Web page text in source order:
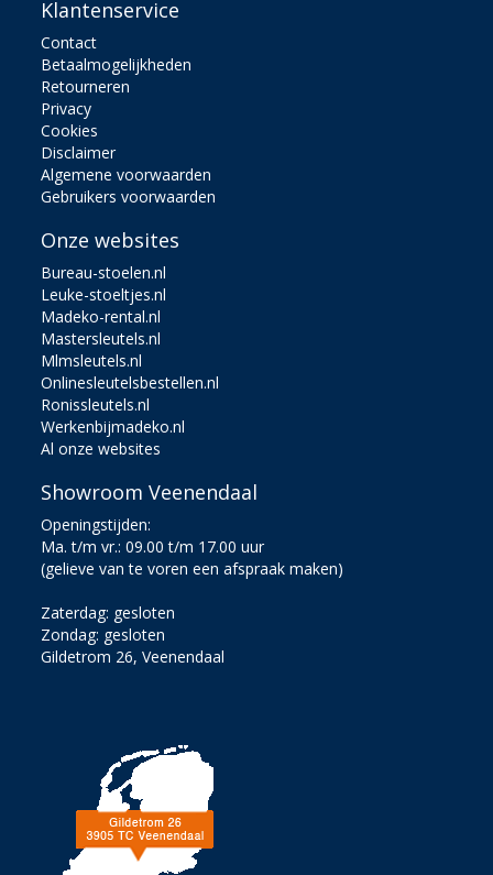
Klantenservice
Contact
Betaalmogelijkheden
Retourneren
Privacy
Cookies
Disclaimer
Algemene voorwaarden
Gebruikers voorwaarden
Onze websites
Bureau-stoelen.nl
Leuke-stoeltjes.nl
Madeko-rental.nl
Mastersleutels.nl
Mlmsleutels.nl
Onlinesleutelsbestellen.nl
Ronissleutels.nl
Werkenbijmadeko.nl
Al onze websites
Showroom Veenendaal
Openingstijden:
Ma. t/m vr.: 09.00 t/m 17.00 uur
(gelieve van te voren een afspraak maken)
Zaterdag: gesloten
Zondag: gesloten
Gildetrom 26, Veenendaal